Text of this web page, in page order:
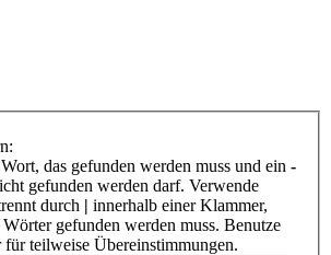
das gefunden werden muss und ein -
gefunden werden darf. Verwende
durch | innerhalb einer Klammer,
gefunden werden muss. Benutze
teilweise Übereinstimmungen.